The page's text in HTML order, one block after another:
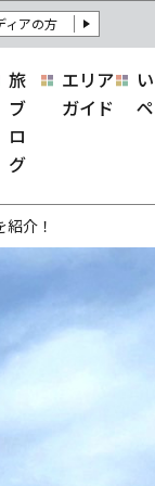
ィアの方
旅
ブ
ロ
グ
エリア
ガイド
介！